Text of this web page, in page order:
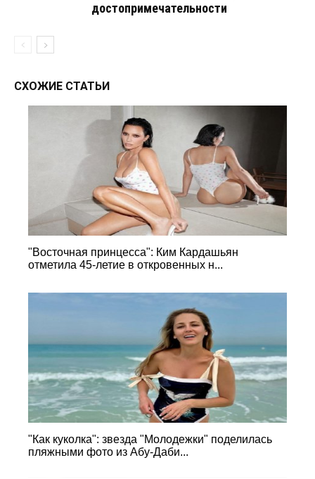
достопримечательности
СХОЖИЕ СТАТЬИ
"Восточная принцесса": Ким Кардашьян
отметила 45-летие в откровенных н...
"Как куколка": звезда "Молодежки" поделилась
пляжными фото из Абу-Даби...